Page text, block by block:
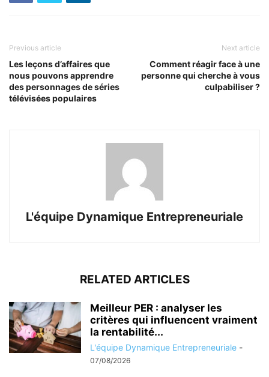
Previous article
Les leçons d’affaires que
nous pouvons apprendre
des personnages de séries
télévisées populaires
Next article
Comment réagir face à une
personne qui cherche à vous
culpabiliser ?
L'équipe Dynamique Entrepreneuriale
RELATED ARTICLES
Meilleur PER : analyser les
critères qui influencent vraiment
la rentabilité...
L'équipe Dynamique Entrepreneuriale -
07/08/2026